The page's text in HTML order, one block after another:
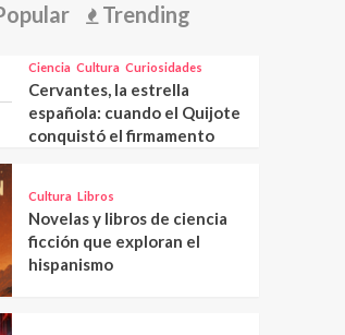
Trending
Ciencia Cultura Curiosidades
Cervantes, la estrella
española: cuando el Quijote
conquistó el firmamento
Cultura Libros
Novelas y libros de ciencia
ficción que exploran el
hispanismo